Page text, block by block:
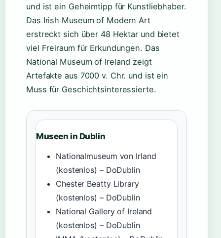
und ist ein Geheimtipp für Kunstliebhaber.
Das Irish Museum of Modern Art
erstreckt sich über 48 Hektar und bietet
viel Freiraum für Erkundungen. Das
National Museum of Ireland zeigt
Artefakte aus 7000 v. Chr. und ist ein
Muss für Geschichtsinteressierte.
Museen in Dublin
Nationalmuseum von Irland
(kostenlos) – DoDublin
Chester Beatty Library
(kostenlos) – DoDublin
National Gallery of Ireland
(kostenlos) – DoDublin